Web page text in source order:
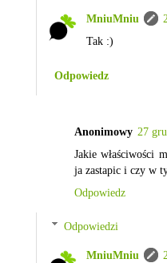
MniuMniu
Tak :)
Odpowiedz
Anonimowy 27
Jakie właściwości
ja zastapic i czy w
Odpowiedz
Odpowiedzi
MniuMniu